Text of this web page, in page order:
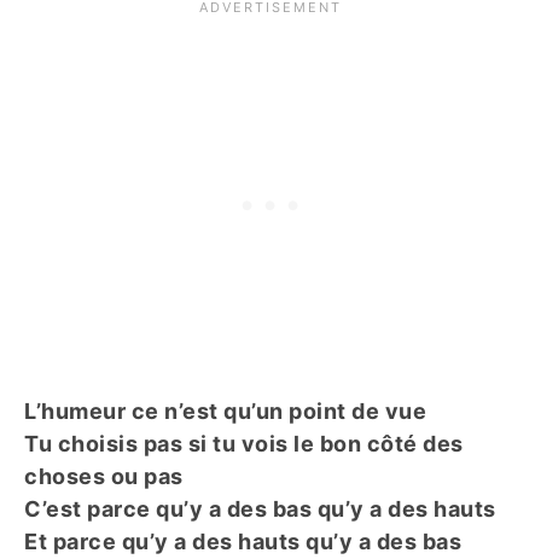
L’humeur ce n’est qu’un point de vue
Tu choisis pas si tu vois le bon côté des
choses ou pas
C’est parce qu’y a des bas qu’y a des hauts
Et parce qu’y a des hauts qu’y a des bas